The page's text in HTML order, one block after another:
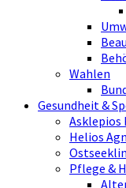
Wahlen
Gesundheit &
Asklepios
Helios
Pflege &